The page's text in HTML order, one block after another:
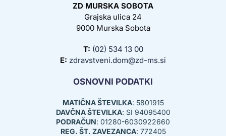
ZD MURSKA SOBOTA
Grajska ulica 24
9000 Murska Sobota
T: (02) 534 13 00
E: zdravstveni.dom@zd-ms.si
OSNOVNI PODATKI
MATIČNA ŠTEVILKA: 5801915
DAVČNA ŠTEVILKA: SI 94095400
PODRAČUN: 01280-6030922660
REG. ŠT. ZAVEZANCA: 772405